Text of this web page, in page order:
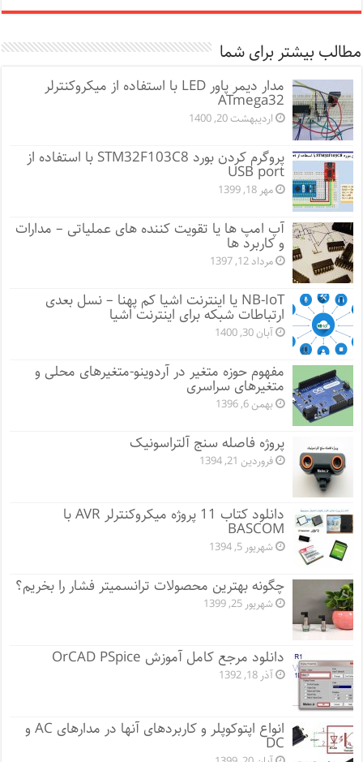
مطالب بیشتر برای شما
مدار دیمر پاور LED با استفاده از میکروکنترلر
ATmega32
اردیبهشت 20, 1400
پروگرم کردن بورد STM32F103C8 با استفاده از
USB port
مهر 18, 1399
آپ امپ ها یا تقویت کننده های عملیاتی – مدارات
و کاربرد ها
مرداد 12, 1397
NB-IoT یا اینترنت اشیا کم پهنا – نسل بعدی
ارتباطات شبکه برای اینترنت اشیا
آبان 30, 1400
مفهوم حوزه متغیر در آردوینو-متغیرهای محلی و
متغیرهای سراسری
بهمن 6, 1396
پروژه فاصله سنج آلتراسونیک
فروردین 21, 1394
دانلود کتاب 11 پروژه میکروکنترلر AVR با
BASCOM
شهریور 5, 1394
چگونه بهترین محصولات ترانسمیتر فشار را بخریم؟
شهریور 25, 1399
دانلود مرجع کامل آموزش OrCAD PSpice
آذر 18, 1392
انواع اپتوکوپلر و کاربردهای آنها در مدارهای AC و
DC